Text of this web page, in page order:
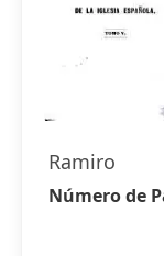
Ramiro
Número de